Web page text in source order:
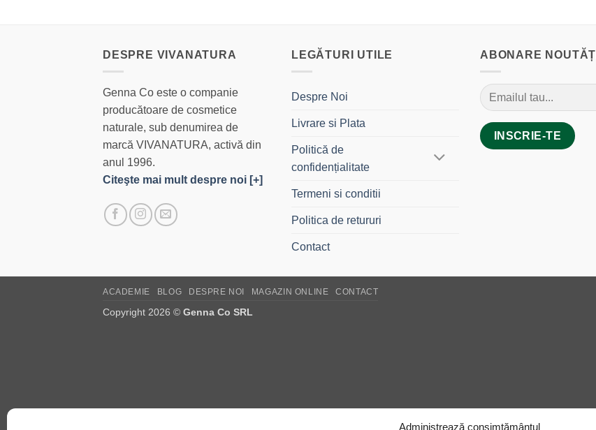
Administrează consimțământul
DESPRE VIVANATURA
Genna Co este o companie
producătoare de cosmetice
naturale, sub denumirea de
marcă VIVANATURA, activă din
anul 1996.
Citeşte mai mult despre noi [+]
LEGĂTURI UTILE
Despre Noi
Livrare si Plata
Politică de
confidențialitate
Termeni si conditii
Politica de retururi
Contact
ABONARE NOUTĂȚI
ACADEMIE BLOG DESPRE NOI MAGAZIN ONLINE CONTACT
Copyright 2026 © Genna Co SRL